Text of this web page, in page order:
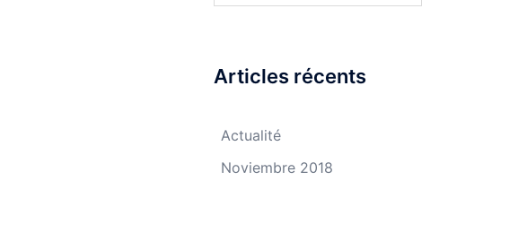
Articles récents
Actualité
Noviembre 2018